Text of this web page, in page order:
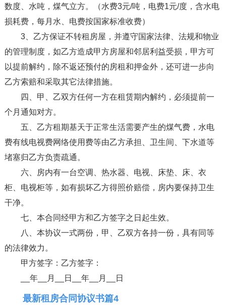
数度、水吨，煤气立方。（水费3元/吨，电费1元/度，含水电
损耗费，每月水、电费按国家标准收费）
3、乙方保证不转租房屋，并遵守国家法律、法规和物业
的管理制度，如乙方造成甲方房屋和邻居利益受损，甲方可
以提前解约，除不返还预付的房租和押金外，还可进一步向
乙方索赔和采取其它法律措施。
四、甲、乙双方任何一方在租赁期内解约，必须提前一
个月通知对方。
五、乙方租期基天于正常生活需要产生的煤气费，水电
费有线电视费网络使用费等由乙方承担、卫生间、下水道等
堵塞归乙方负责疏通。
六、房内有一台空调、热水器、电视、床垫、床、衣
柜、电视柜等，如有损坏乙方得照价赔偿，房内要保持卫生
干净。
七、本合同经甲方和乙方签字之日起生效。
八、本协议一式两份，甲、乙双方各持一份，具有同等
的法律效力。
甲方签字：乙方签字：
__年__月__日__年__月__日
最新租房合同协议书篇4